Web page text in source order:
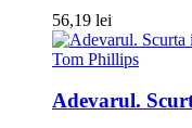
56,19 lei
Tom Phillips
Adevarul.